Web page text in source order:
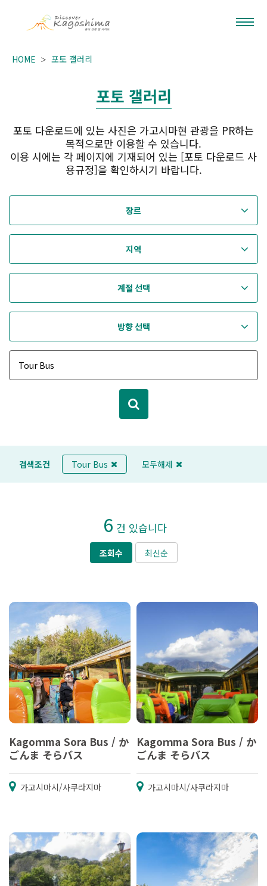
HOME 포토 갤러리
포토 갤러리
포토 다운로드에 있는 사진은 가고시마현 관광을 PR하는
목적으로만 이용할 수 있습니다.
이용 시에는 각 페이지에 기재되어 있는 [포토 다운로드 사
용규정]을 확인하시기 바랍니다.
장르
지역
계절 선택
방향 선택
검색조건 Tour Bus 모두해제
6 건 있습니다
조회수 최신순
Kagoｍma Sora Bus / か
ごんま そらバス
가고시마시/사쿠라지마
Kagoｍma Sora Bus / か
ごんま そらバス
가고시마시/사쿠라지마